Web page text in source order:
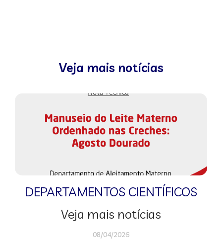
Veja mais notícias
DEPARTAMENTOS CIENTÍFICOS
Veja mais notícias
08/04/2026